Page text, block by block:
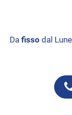
Da fisso dal